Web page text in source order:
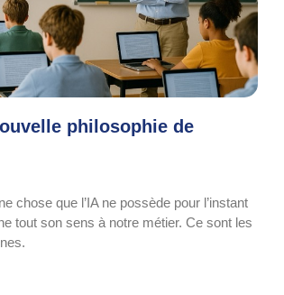
philosophie de
chose que l’IA ne possède pour l’instant
tout son sens à notre métier. Ce sont les